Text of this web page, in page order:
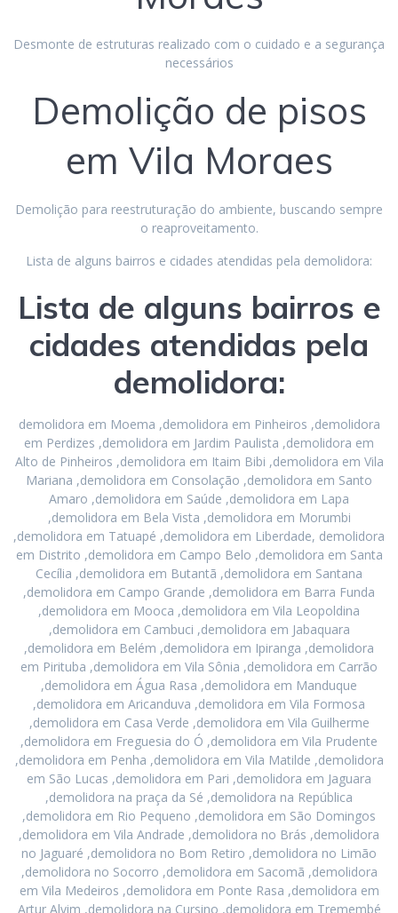
Desmonte de estruturas realizado com o cuidado e a segurança
necessários
Demolição de pisos
em Vila Moraes
Demolição para reestruturação do ambiente, buscando sempre
o reaproveitamento.
Lista de alguns bairros e cidades atendidas pela demolidora:
Lista de alguns bairros e
cidades atendidas pela
demolidora:
demolidora em Moema ,demolidora em Pinheiros ,demolidora
em Perdizes ,demolidora em Jardim Paulista ,demolidora em
Alto de Pinheiros ,demolidora em Itaim Bibi ,demolidora em Vila
Mariana ,demolidora em Consolação ,demolidora em Santo
Amaro ,demolidora em Saúde ,demolidora em Lapa
,demolidora em Bela Vista ,demolidora em Morumbi
,demolidora em Tatuapé ,demolidora em Liberdade, demolidora
em Distrito ,demolidora em Campo Belo ,demolidora em Santa
Cecília ,demolidora em Butantã ,demolidora em Santana
,demolidora em Campo Grande ,demolidora em Barra Funda
,demolidora em Mooca ,demolidora em Vila Leopoldina
,demolidora em Cambuci ,demolidora em Jabaquara
,demolidora em Belém ,demolidora em Ipiranga ,demolidora
em Pirituba ,demolidora em Vila Sônia ,demolidora em Carrão
,demolidora em Água Rasa ,demolidora em Manduque
,demolidora em Aricanduva ,demolidora em Vila Formosa
,demolidora em Casa Verde ,demolidora em Vila Guilherme
,demolidora em Freguesia do Ó ,demolidora em Vila Prudente
,demolidora em Penha ,demolidora em Vila Matilde ,demolidora
em São Lucas ,demolidora em Pari ,demolidora em Jaguara
,demolidora na praça da Sé ,demolidora na República
,demolidora em Rio Pequeno ,demolidora em São Domingos
,demolidora em Vila Andrade ,demolidora no Brás ,demolidora
no Jaguaré ,demolidora no Bom Retiro ,demolidora no Limão
,demolidora no Socorro ,demolidora em Sacomã ,demolidora
em Vila Medeiros ,demolidora em Ponte Rasa ,demolidora em
Artur Alvim ,demolidora na Cursino ,demolidora em Tremembé